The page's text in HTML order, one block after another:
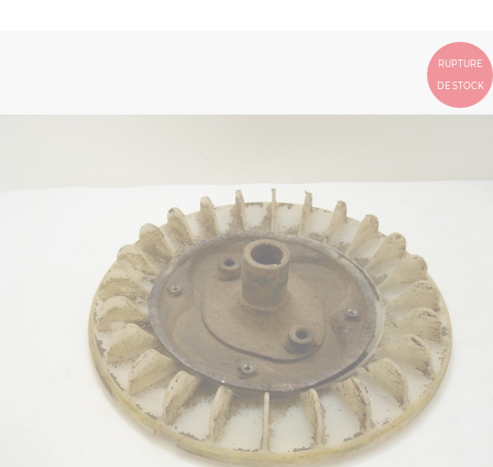
RUPTURE
DE STOCK